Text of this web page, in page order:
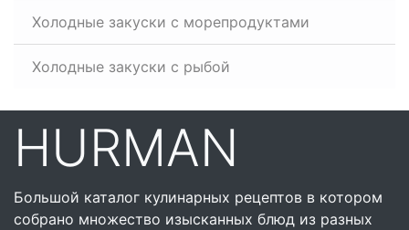
Холодные закуски с морепродуктами
Холодные закуски с рыбой
HURMAN
Большой каталог кулинарных рецептов в котором
собрано множество изысканных блюд из разных